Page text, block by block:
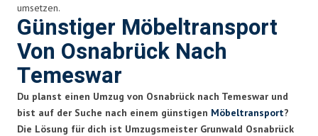
umsetzen.
Günstiger Möbeltransport
Von Osnabrück Nach
Temeswar
Du planst einen Umzug von Osnabrück nach Temeswar und
bist auf der Suche nach einem günstigen Möbeltransport?
Die Lösung für dich ist Umzugsmeister Grunwald Osnabrück